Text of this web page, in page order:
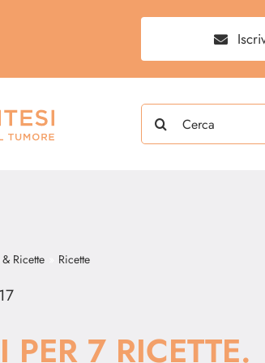
Search
for:
Ricette Ricette
7 RICETTE.